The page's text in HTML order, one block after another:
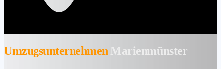
UmzugsunternehmenMarienmünster